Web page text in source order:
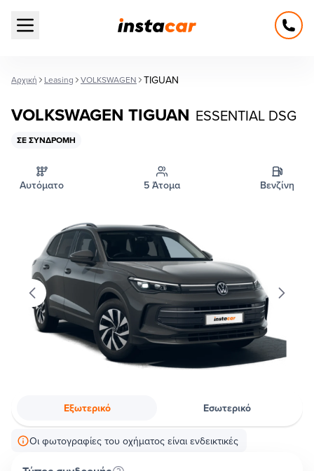
Open main menu
Αρχική Leasing VOLKSWAGEN TIGUAN
VOLKSWAGEN TIGUAN ESSENTIAL DSG
ΣΕ ΣΥΝΔΡΟΜΉ
Αυτόματο 5 Άτομα Βενζίνη
Εξωτερικό Εσωτερικό
Οι φωτογραφίες του οχήματος είναι ενδεικτικές